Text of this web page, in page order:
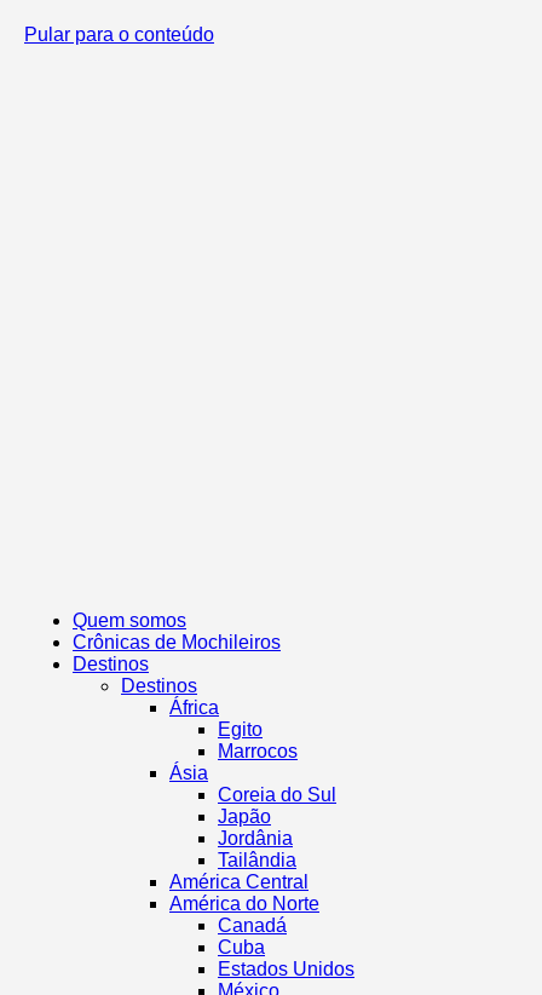
Pular para o conteúdo
Quem somos
Crônicas de Mochileiros
Destinos
Destinos
África
Egito
Marrocos
Ásia
Coreia do Sul
Japão
Jordânia
Tailândia
América Central
América do Norte
Canadá
Cuba
Estados Unidos
México